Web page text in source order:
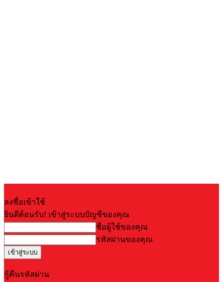
ลงชื่อเข้าใช้
ยินดีต้อนรับ! เข้าสู่ระบบบัญชีของคุณ
ชื่อผู้ใช้ของคุณ
รหัสผ่านของคุณ
กู้คืนรหัสผ่าน